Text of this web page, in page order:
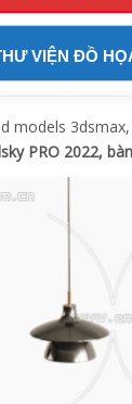
VIỆN ĐỒ
PRO 2022,